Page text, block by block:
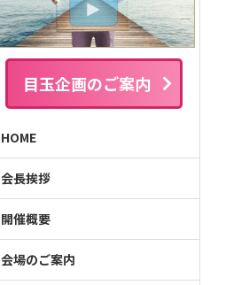
目玉企画のご案内
HOME
会長挨拶
開催概要
会場のご案内